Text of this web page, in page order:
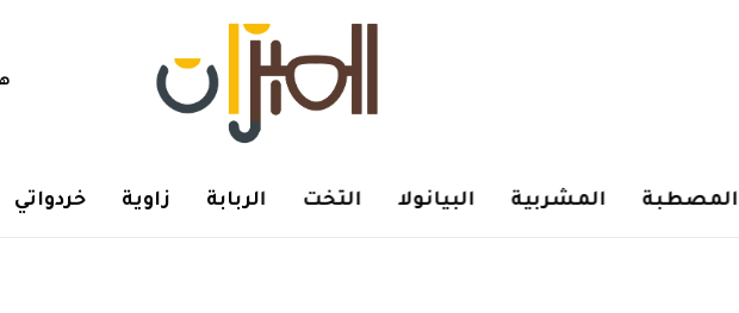
المصطبة المشربية البيانولا التخت الربابة زاوية خردواتي